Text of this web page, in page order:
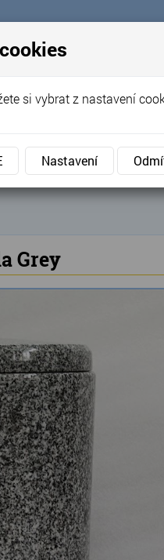
» Hřbitovní urny
Grey
si vybrat z nastavení
Nastavení